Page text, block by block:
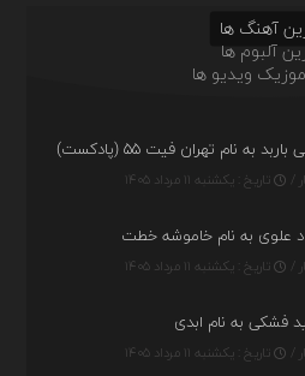
آهنگ ها
آلبوم ها
ویدیو ها
به نام تهران فیت ۵۵ (پادکست)
تاریخ : یکشنبه ۱۱ مرداد ۱۴۰۵
علوی به نام خاموشه خطت
تاریخ : یکشنبه ۱۱ مرداد ۱۴۰۵
فشکی به نام ابدی
تاریخ : یکشنبه ۱۱ مرداد ۱۴۰۵